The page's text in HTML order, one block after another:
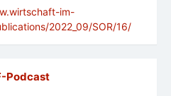
im-
2022_09/SOR/16/
Podcast